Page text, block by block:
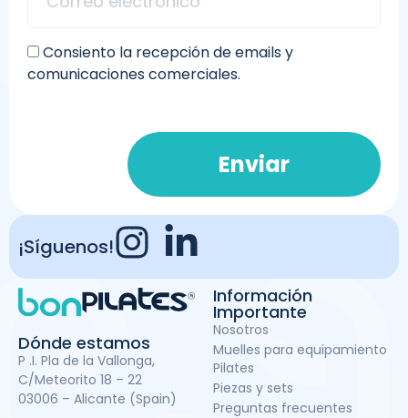
Dónde estamos
P .I. Pla de la Vallonga,
C/Meteorito 18 – 22
03006 – Alicante (Spain)
Información
Importante
Nosotros
Muelles para equipamiento
Pilates
Piezas y sets
Preguntas frecuentes
Consiento la recepción de emails y
comunicaciones comerciales.
Enviar
¡Síguenos!